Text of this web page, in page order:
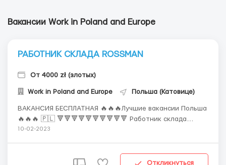
Вакансии Work in Poland and Europe
РАБОТНИК СКЛАДА ROSSMAN
От 4000 zł (злотых)
Work in Poland and Europe Польша (Катовице)
ВАКАНСИЯ БЕСПЛАТНАЯ 🔥🔥🔥Лучшие вакансии Польша
🔥🔥🔥 🇵🇱 🔻🔻🔻🔻🔻🔻🔻🔻🔻🔻 Работник склада
ROSSMANN 🔶🔶🔶 🔺🔺🔺🔺🔺🔺🔺🔺🔺🔺 🔶Примечание
предлагающая широкий ассортимент разнообразных и
10-02-2023
Откликнуться